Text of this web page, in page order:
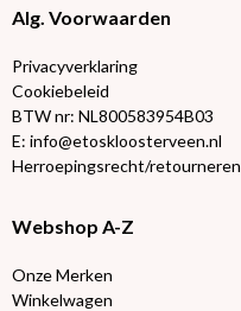
Alg. Voorwaarden
Privacyverklaring
Cookiebeleid
BTW nr: NL800583954B03
E: info@etoskloosterveen.nl
Herroepingsrecht/retourneren
Webshop A-Z
Onze Merken
Winkelwagen